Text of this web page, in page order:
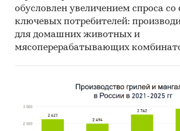
Материалы ВТО (World Trade
Материалы Организации
сотрудничества и развития
Материалы International Trade
Результаты исследований
обусловлен увеличением спроса
ключевых потребителей:
для домашних животных и
мясоперерабатывающих